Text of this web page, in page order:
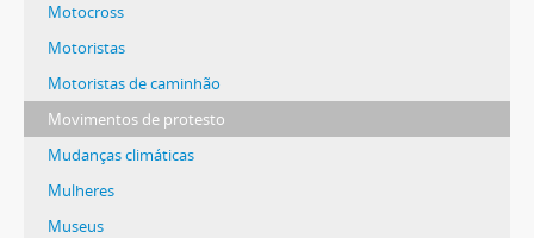
Motocross
Motoristas
Motoristas de caminhão
Movimentos de protesto
Mudanças climáticas
Mulheres
Museus